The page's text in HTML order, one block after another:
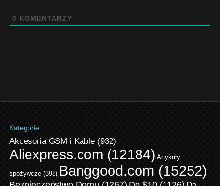
0 KOMENTARZY
Kategorie
Akcesoria GSM i Kable(932)
Aliexpress.com (12184) Artykuły
spożywcze(398) Banggood.com (15252)